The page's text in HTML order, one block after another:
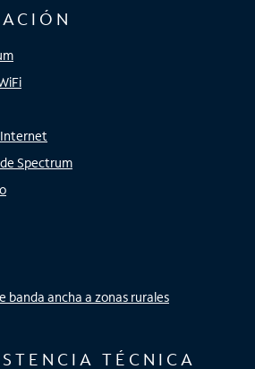
Spectrum
banda ancha a zonas rurales
TÉCNICA